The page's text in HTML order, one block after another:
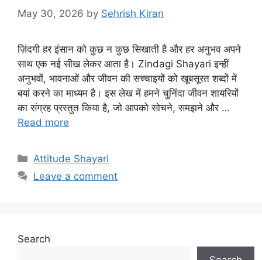
May 30, 2026 by Sehrish Kiran
ज़िंदगी हर इंसान को कुछ न कुछ सिखाती है और हर अनुभव अपने
साथ एक नई सीख लेकर आता है। Zindagi Shayari इन्हीं
अनुभवों, भावनाओं और जीवन की सच्चाइयों को खूबसूरत शब्दों में
बयां करने का माध्यम है। इस लेख में हमने चुनिंदा जीवन शायरियों
का संग्रह प्रस्तुत किया है, जो आपको सोचने, समझने और …
Read more
Categories
Attitude Shayari
Leave a comment
Search